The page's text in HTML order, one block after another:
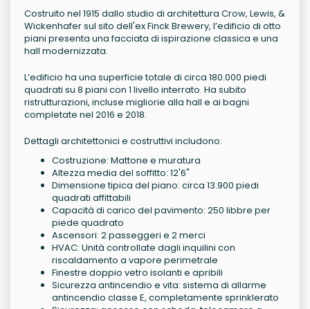
Costruito nel 1915 dallo studio di architettura Crow, Lewis, &
Wickenhafer sul sito dell'ex Finck Brewery, l’edificio di otto
piani presenta una facciata di ispirazione classica e una
hall modernizzata.
L’edificio ha una superficie totale di circa 180.000 piedi
quadrati su 8 piani con 1 livello interrato. Ha subito
ristrutturazioni, incluse migliorie alla hall e ai bagni
completate nel 2016 e 2018.
Dettagli architettonici e costruttivi includono:
Costruzione: Mattone e muratura
Altezza media del soffitto: 12'6"
Dimensione tipica del piano: circa 13.900 piedi
quadrati affittabili
Capacità di carico del pavimento: 250 libbre per
piede quadrato
Ascensori: 2 passeggeri e 2 merci
HVAC: Unità controllate dagli inquilini con
riscaldamento a vapore perimetrale
Finestre doppio vetro isolanti e apribili
Sicurezza antincendio e vita: sistema di allarme
antincendio classe E, completamente sprinklerato